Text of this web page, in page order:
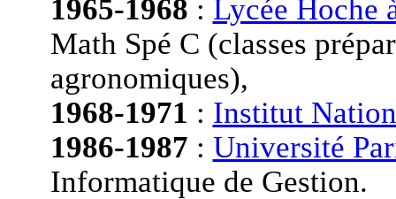
1965-1968 : Lycée Hoche
Math Spé C (classes
agronomiques),
1968-1971 : Institut
1986-1987 : Université
Informatique de Gestion.